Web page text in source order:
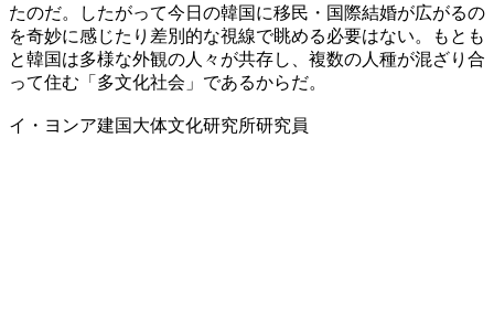
たのだ。したがって今日の韓国に移民・国際結婚が広がるの
を奇妙に感じたり差別的な視線で眺める必要はない。もとも
と韓国は多様な外観の人々が共存し、複数の人種が混ざり合
って住む「多文化社会」であるからだ。
イ・ヨンア建国大体文化研究所研究員